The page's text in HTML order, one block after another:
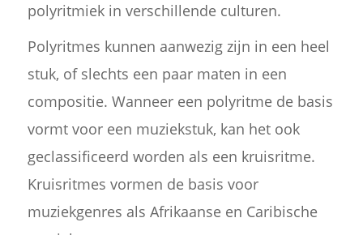
polyritmiek in verschillende culturen.
Polyritmes kunnen aanwezig zijn in een heel
stuk, of slechts een paar maten in een
compositie. Wanneer een polyritme de basis
vormt voor een muziekstuk, kan het ook
geclassificeerd worden als een kruisritme.
Kruisritmes vormen de basis voor
muziekgenres als Afrikaanse en Caribische